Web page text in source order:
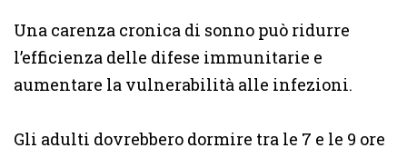
Una carenza cronica di sonno può ridurre
l’efficienza delle difese immunitarie e
aumentare la vulnerabilità alle infezioni.
Gli adulti dovrebbero dormire tra le 7 e le 9 ore